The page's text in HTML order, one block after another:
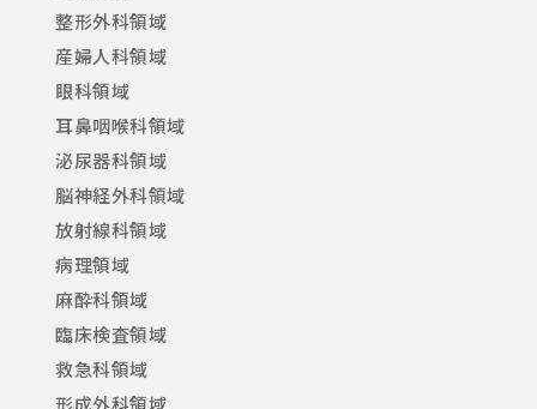
整形外科領域
産婦人科領域
眼科領域
耳鼻咽喉科領域
泌尿器科領域
脳神経外科領域
放射線科領域
病理領域
麻酔科領域
臨床検査領域
救急科領域
形成外科領域